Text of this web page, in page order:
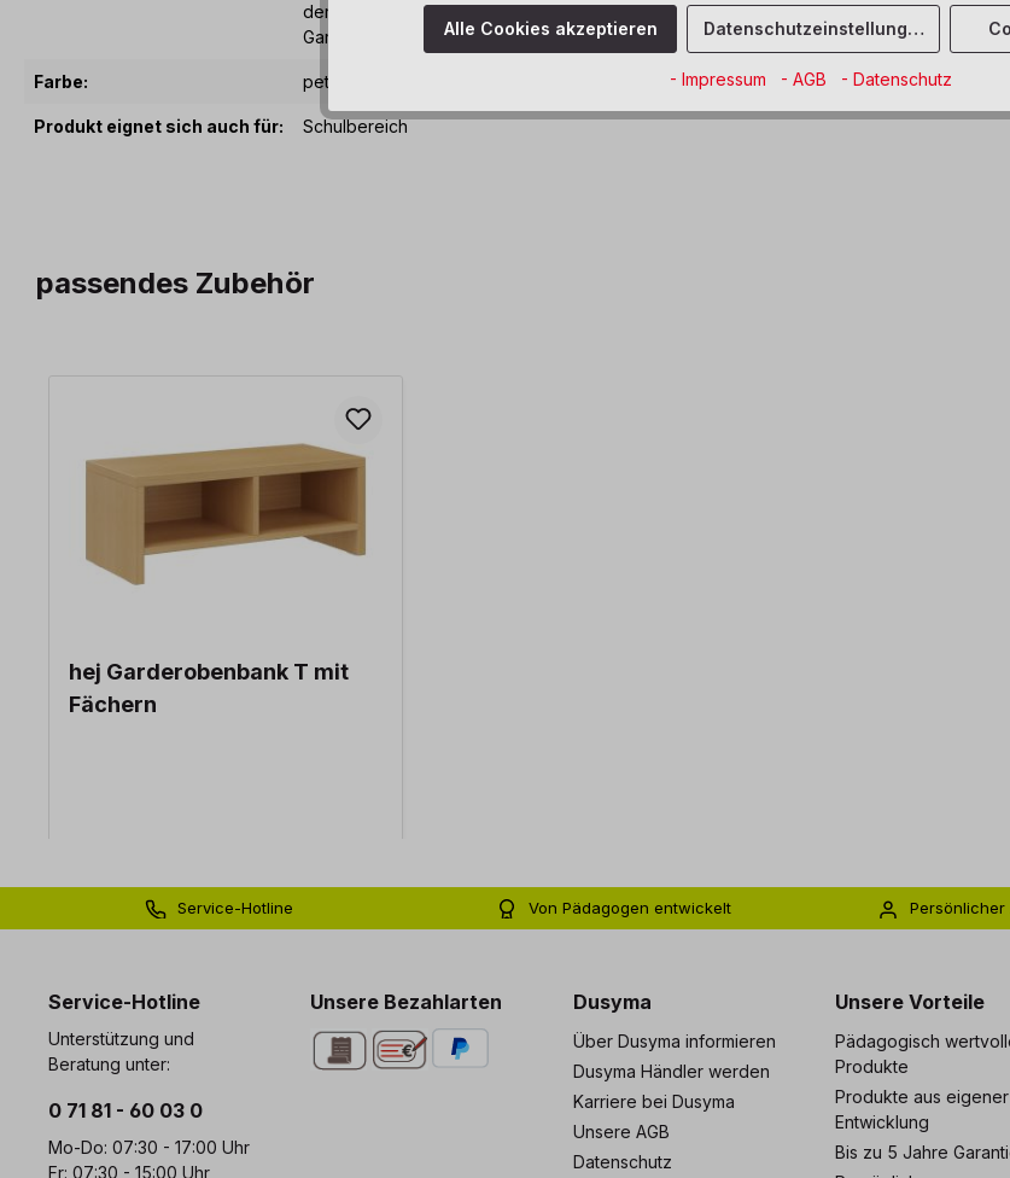
der Fächer ihre, dem Bedarf und dem Raum angepasste
Garderobe zusammen.
Farbe: petrol
Produkt eignet sich auch für: Schulbereich
passendes Zubehör
hej Garderobenbank T mit
Fächern
Service-Hotline
Von Pädagogen entwickelt
Service-Hotline
Unterstützung und
Beratung unter:
0 71 81 - 60 03 0
Mo-Do: 07:30 - 17:00 Uhr
Fr: 07:30 - 15:00 Uhr
Unsere Bezahlarten Dusyma
Über Dusyma informieren
Dusyma Händler werden
Karriere bei Dusyma
Unsere AGB
Datenschutz
Unsere Vorteile
Pädagogisch
Produkte
Produkte aus eigener
Entwicklung
Bis zu 5 Jahre
Alle Cookies akzeptieren Datenschutzeinstellungen
- Impressum - AGB - Datenschutz